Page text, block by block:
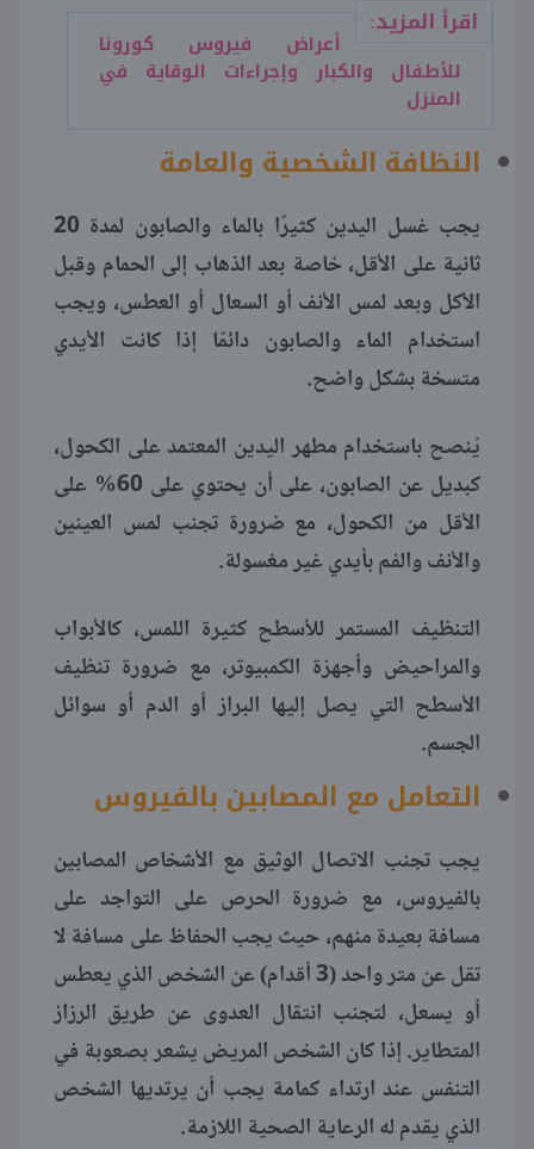
اقرأ المزيد:
أعراض فيروس كورونا
للأطفال والكبار وإجراءات الوقاية في
المنزل
النظافة الشخصية والعامة
يجب غسل اليدين كثيرًا بالماء والصابون لمدة 20
ثانية على الأقل، خاصة بعد الذهاب إلى الحمام وقبل
الأكل وبعد لمس الأنف أو السعال أو العطس، ويجب
استخدام الماء والصابون دائمًا إذا كانت الأيدي
متسخة بشكل واضح.
يُنصح باستخدام مطهر اليدين المعتمد على الكحول،
كبديل عن الصابون، على أن يحتوي على 60% على
الأقل من الكحول، مع ضرورة تجنب لمس العينين
والأنف والفم بأيدي غير مغسولة.
التنظيف المستمر للأسطح كثيرة اللمس، كالأبواب
والمراحيض وأجهزة الكمبيوتر، مع ضرورة تنظيف
الأسطح التي يصل إليها البراز أو الدم أو سوائل
الجسم.
التعامل مع المصابين بالفيروس
يجب تجنب الاتصال الوثيق مع الأشخاص المصابين
بالفيروس، مع ضرورة الحرص على التواجد على
مسافة بعيدة منهم، حيث يجب الحفاظ على مسافة لا
تقل عن متر واحد (3 أقدام) عن الشخص الذي يعطس
أو يسعل، لتجنب انتقال العدوى عن طريق الرزاز
المتطاير. إذا كان الشخص المريض يشعر بصعوبة في
التنفس عند ارتداء كمامة يجب أن يرتديها الشخص
الذي يقدم له الرعاية الصحية اللازمة.